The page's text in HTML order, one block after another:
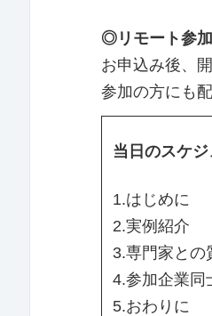
◎リモート参
お申込み後、
参加の方にも
当日のスケ
1.はじめに
2.実例紹介
3.専門家との
4.参加企業同
5.おわりに